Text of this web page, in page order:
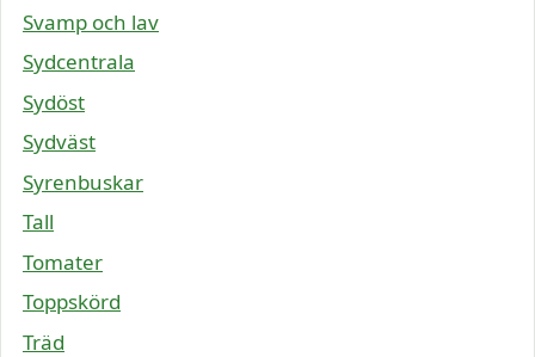
Svamp och lav
Sydcentrala
Sydöst
Sydväst
Syrenbuskar
Tall
Tomater
Toppskörd
Träd